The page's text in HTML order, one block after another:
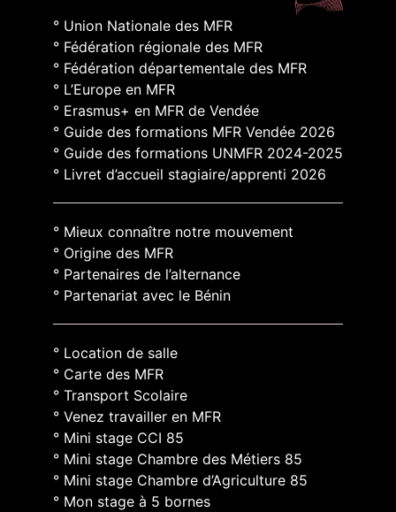
° Union Nationale des MFR
° Fédération régionale des MFR
° Fédération départementale des MFR
° L’Europe en MFR
° Erasmus+ en MFR de Vendée
° Guide des formations MFR Vendée 2026
° Guide des formations UNMFR 2024-2025
° Livret d’accueil stagiaire/apprenti 2026
° Mieux connaître notre mouvement
° Origine des MFR
° Partenaires de l’alternance
° Partenariat avec le Bénin
° Location de salle
° Carte des MFR
° Transport Scolaire
° Venez travailler en MFR
° Mini stage CCI 85
° Mini stage Chambre des Métiers 85
° Mini stage Chambre d’Agriculture 85
° Mon stage à 5 bornes